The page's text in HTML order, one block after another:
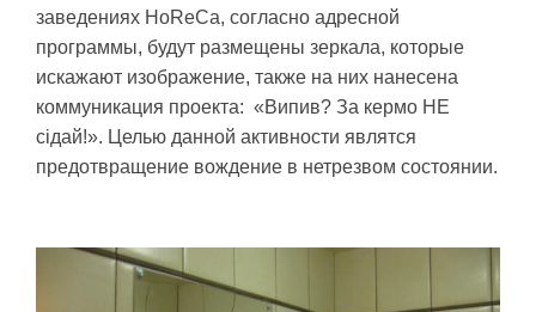
заведениях HoReCa, согласно адресной
программы, будут размещены зеркала, которые
искажают изображение, также на них нанесена
коммуникация проекта: «Випив? За кермо НЕ
сідай!». Целью данной активности являтся
предотвращение вождение в нетрезвом состоянии.